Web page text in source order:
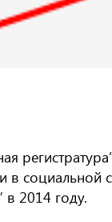
в социальной
в 2014 году.